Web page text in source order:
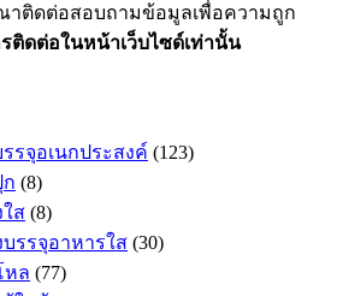
าติดต่อสอบถามข้อมูลเพื่อความถูก
ติดต่อในหน้าเว็บไซด์เท่านั้น
รจุอเนกประสงค์ (123)
ก (8)
ส (8)
บรรจุอาหารใส (30)
หล (77)